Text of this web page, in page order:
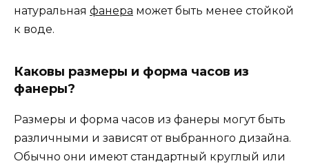
натуральная фанера может быть менее стойкой
к воде.
Каковы размеры и форма часов из
фанеры?
Размеры и форма часов из фанеры могут быть
различными и зависят от выбранного дизайна.
Обычно они имеют стандартный круглый или